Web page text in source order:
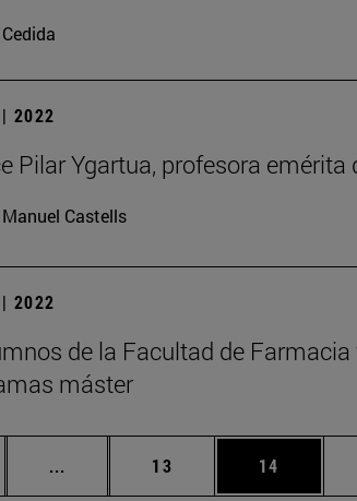
Cedida
2022
Pilar Ygartua, profesora
Manuel Castells
2022
de la Facultad de
máster
... Páginas intermedias Use TAB para
Página
13 Página
14